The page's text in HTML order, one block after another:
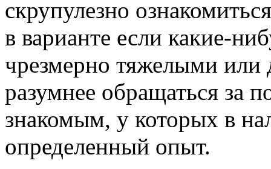
скрупулезно
в варианте если какие-
чрезмерно тяжелыми
разумнее обращаться за
знакомым, у которых в
определенный опыт.